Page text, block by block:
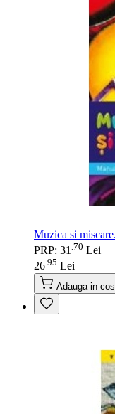
Muzica si
PRP: 31 70 Lei
26 95 Lei
Adauga in cos